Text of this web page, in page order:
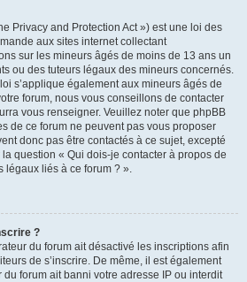
Privacy and Protection Act ») est une loi des
aux sites internet collectant
sur les mineurs âgés de moins de 13 ans un
ou des tuteurs légaux des mineurs concernés.
s’applique également aux mineurs âgés de
forum, nous vous conseillons de contacter
vous renseigner. Veuillez noter que phpBB
de ce forum ne peuvent pas vous proposer
donc pas être contactés à ce sujet, excepté
la question « Qui dois-je contacter à propos de
légaux liés à ce forum ? ».
?
du forum ait désactivé les inscriptions afin
de s’inscrire. De même, il est également
du forum ait banni votre adresse IP ou interdit